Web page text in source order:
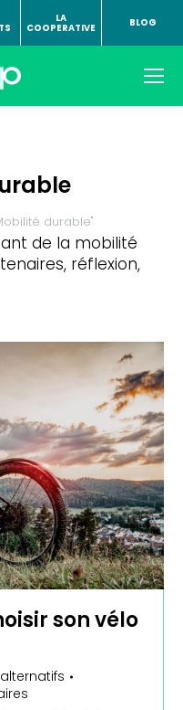
LA
COOPERATIVE
BLOG
durable"
de la mobilité
réflexion,
son vélo